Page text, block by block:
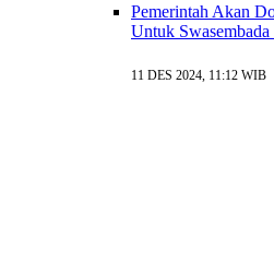
Pemerintah Akan
Untuk Swasembada
11 DES 2024, 11:12 WIB